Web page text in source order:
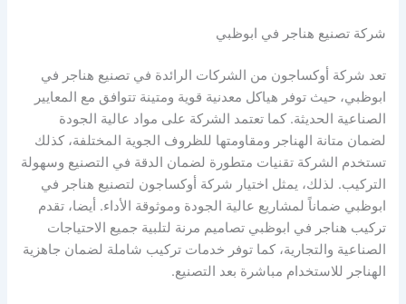
شركة تصنيع هناجر في ابوظبي
تعد شركة أوكساجون من الشركات الرائدة في تصنيع هناجر في
ابوظبي، حيث توفر هياكل معدنية قوية ومتينة تتوافق مع المعايير
الصناعية الحديثة. كما تعتمد الشركة على مواد عالية الجودة
لضمان متانة الهناجر ومقاومتها للظروف الجوية المختلفة، كذلك
تستخدم الشركة تقنيات متطورة لضمان الدقة في التصنيع وسهولة
التركيب. لذلك، يمثل اختيار شركة أوكساجون لتصنيع هناجر في
ابوظبي ضماناً لمشاريع عالية الجودة وموثوقة الأداء. أيضا، تقدم
تركيب هناجر في ابوظبي تصاميم مرنة لتلبية جميع الاحتياجات
الصناعية والتجارية، كما توفر خدمات تركيب شاملة لضمان جاهزية
الهناجر للاستخدام مباشرة بعد التصنيع.